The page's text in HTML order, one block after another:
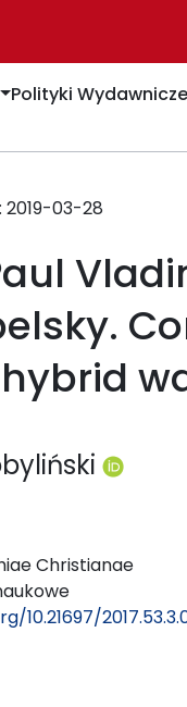
Polityki Wydawnicze
2019-03-28
Christianae
10.21697/